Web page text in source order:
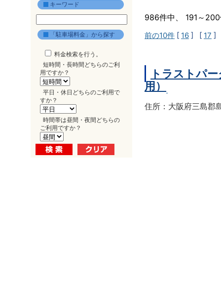
キーワード
「駐車場料金」から探す
料金検索を行う。
短時間・長時間どちらのご利
用ですか？
平日・休日どちらのご利用で
すか？
時間帯は昼間・夜間どちらの
ご利用ですか？
986件中、 191～
前の10件 [ 16 ] [ 17 ]
トラストパ
用）
住所：大阪府三島郡